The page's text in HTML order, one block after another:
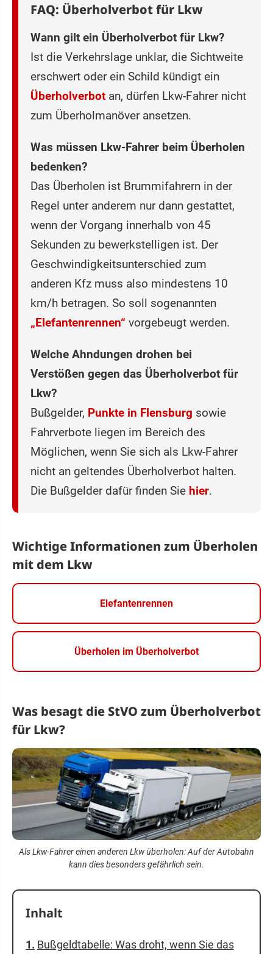
FAQ: Überholverbot für Lkw
Wann gilt ein Überholverbot für Lkw?
Ist die Verkehrslage unklar, die Sichtweite
erschwert oder ein Schild kündigt ein
Überholverbot an, dürfen Lkw-Fahrer nicht
zum Überholmanöver ansetzen.
Was müssen Lkw-Fahrer beim Überholen
bedenken?
Das Überholen ist Brummifahrern in der
Regel unter anderem nur dann gestattet,
wenn der Vorgang innerhalb von 45
Sekunden zu bewerkstelligen ist. Der
Geschwindigkeitsunterschied zum
anderen Kfz muss also mindestens 10
km/h betragen. So soll sogenannten
„Elefantenrennen“ vorgebeugt werden.
Welche Ahndungen drohen bei
Verstößen gegen das Überholverbot für
Lkw?
Bußgelder, Punkte in Flensburg sowie
Fahrverbote liegen im Bereich des
Möglichen, wenn Sie sich als Lkw-Fahrer
nicht an geltendes Überholverbot halten.
Die Bußgelder dafür finden Sie hier.
Wichtige Informationen zum Überholen
mit dem Lkw
Elefantenrennen
Überholen im Überholverbot
Was besagt die StVO zum Überholverbot
für Lkw?
Als Lkw-Fahrer einen anderen Lkw überholen: Auf der Autobahn
kann dies besonders gefährlich sein.
Inhalt
Bußgeldtabelle: Was droht, wenn Sie das